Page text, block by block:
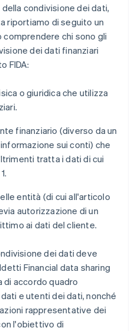
condivisione dei dati,
riportiamo di seguito un
chi sono gli
dei dati finanziari
FIDA:
o giuridica che utilizza
finanziario (diverso da un
sui conti) che
tratta i dati di cui
entità (di cui all'articolo
autorizzazione di un
ai dati del cliente.
dei dati deve
Financial data sharing
di accordo quadro
e utenti dei dati, nonché
rappresentative dei
l'obiettivo di